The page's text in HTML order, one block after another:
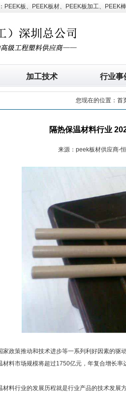
板、PEEK板材、PEEK板加工、PEEK
加工技术 行业事
您现在的位置： 首
隔热保温材料行业
来源：peek板材供应商-
家政策推动和技术进步等一系列利好因素的驱
材料市场规模将超过1750亿元，年复合增长率
材料行业的发展历程就是行业产品的技术发展